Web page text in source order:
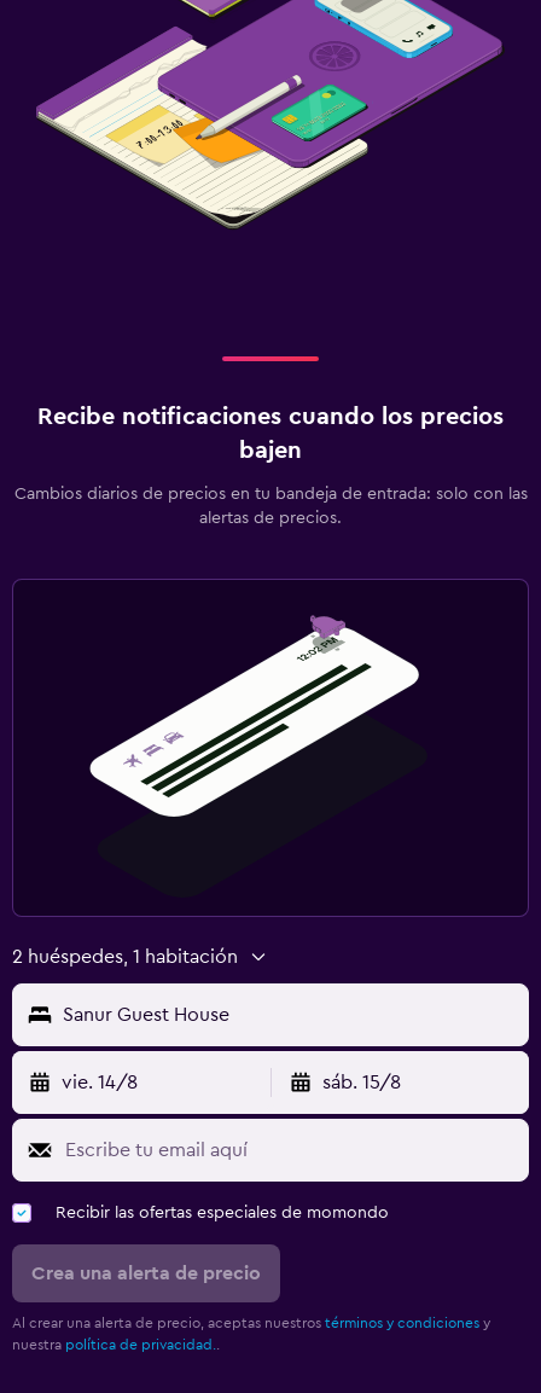
Recibe notificaciones cuando los precios
bajen
Cambios diarios de precios en tu bandeja de entrada: solo con las
alertas de precios.
2 huéspedes, 1 habitación
Sanur Guest House
vie. 14/8 sáb. 15/8
Recibir las ofertas especiales de momondo
Crea una alerta de precio
Al crear una alerta de precio, aceptas nuestros términos y condiciones y
nuestra política de privacidad.